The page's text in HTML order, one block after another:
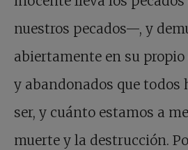
nuestros pecados—, y
abiertamente en su
y abandonados que todos
ser, y cuánto estamos a
muerte y la destrucción.